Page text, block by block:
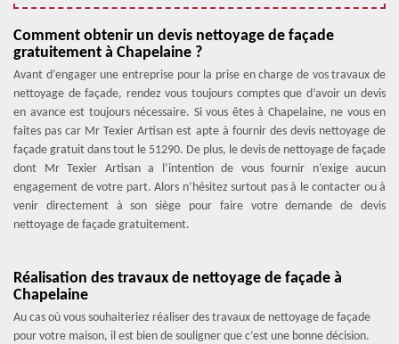
Comment obtenir un devis nettoyage de façade
gratuitement à Chapelaine ?
Avant d’engager une entreprise pour la prise en charge de vos travaux de
nettoyage de façade, rendez vous toujours comptes que d’avoir un devis
en avance est toujours nécessaire. Si vous êtes à Chapelaine, ne vous en
faites pas car Mr Texier Artisan est apte à fournir des devis nettoyage de
façade gratuit dans tout le 51290. De plus, le devis de nettoyage de façade
dont Mr Texier Artisan a l’intention de vous fournir n’exige aucun
engagement de votre part. Alors n’hésitez surtout pas à le contacter ou à
venir directement à son siège pour faire votre demande de devis
nettoyage de façade gratuitement.
Réalisation des travaux de nettoyage de façade à
Chapelaine
Au cas où vous souhaiteriez réaliser des travaux de nettoyage de façade
pour votre maison, il est bien de souligner que c’est une bonne décision.